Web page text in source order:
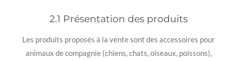
2.1 Présentation des produits
Les produits proposés à la vente sont des accessoires pour
animaux de compagnie (chiens, chats, oiseaux, poissons),